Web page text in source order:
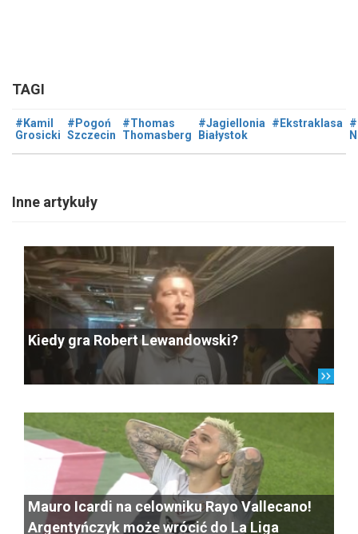
TAGI
#Kamil
Grosicki
#Pogoń
Szczecin
#Thomas
Thomasberg
#Jagiellonia
Białystok
#Ekstraklasa
Inne artykuły
Kiedy gra Robert Lewandowski?
Mauro Icardi na celowniku Rayo Vallecano!
Argentyńczyk może wrócić do La Liga